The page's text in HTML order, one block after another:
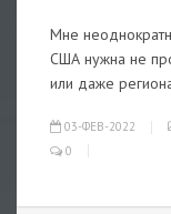
Мне
США нужна не
или даже
03-ФЕВ-2022
0